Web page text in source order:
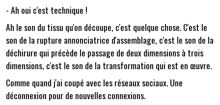
- Ah oui c'est technique !
Ah le son du tissu qu'on découpe, c'est quelque chose. C'est le
son de la rupture annonciatrice d'assemblage, c'est le son de la
déchirure qui précède le passage de deux dimensions à trois
dimensions, c'est le son de la transformation qui est en œuvre.
Comme quand j'ai coupé avec les réseaux sociaux. Une
déconnexion pour de nouvelles connexions.